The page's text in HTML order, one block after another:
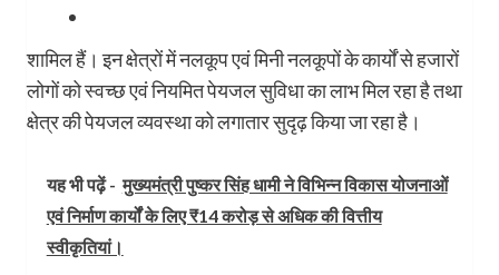
शामिल हैं। इन क्षेत्रों में नलकूप एवं मिनी नलकूपों के कार्यों से हजारों
लोगों को स्वच्छ एवं नियमित पेयजल सुविधा का लाभ मिल रहा है तथा
क्षेत्र की पेयजल व्यवस्था को लगातार सुदृढ़ किया जा रहा है।
यह भी पढ़ें - मुख्यमंत्री पुष्कर सिंह धामी ने विभिन्न विकास योजनाओं
एवं निर्माण कार्यों के लिए ₹14 करोड़ से अधिक की वित्तीय
स्वीकृतियां।